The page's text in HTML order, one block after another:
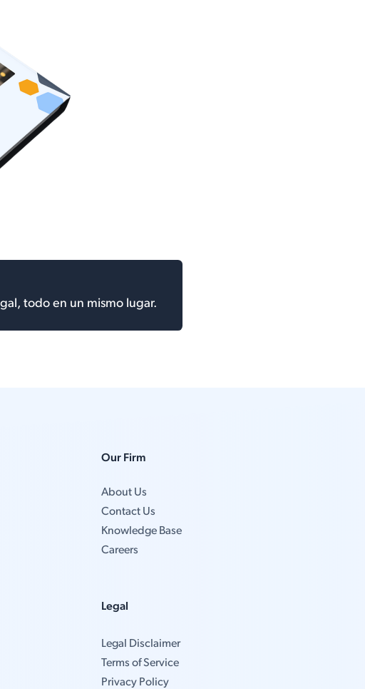
todo en un mismo lugar.
Our Firm
About Us
Contact Us
Knowledge Base
Careers
Legal
Legal Disclaimer
Terms of Service
Privacy Policy